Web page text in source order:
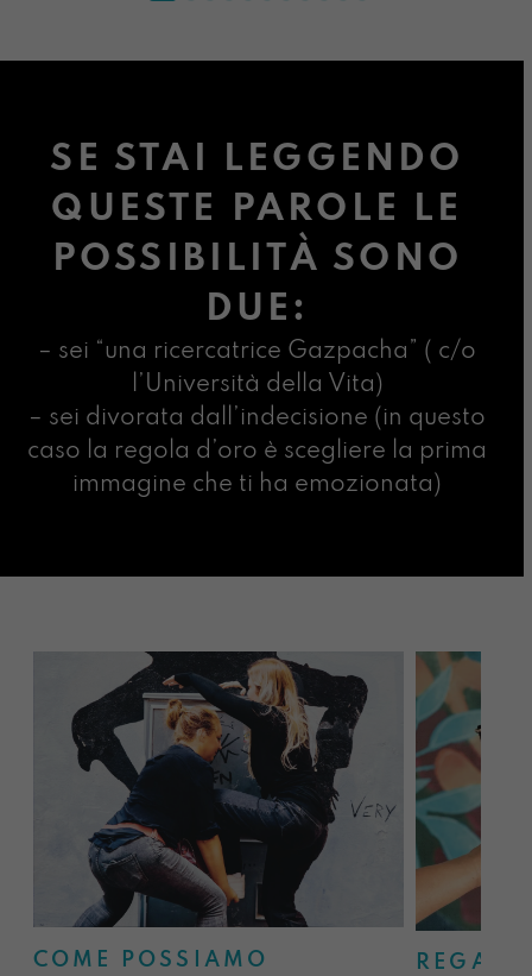
SE STAI LEGGENDO
QUESTE PAROLE LE
POSSIBILITÀ SONO
DUE:
– sei “una ricercatrice Gazpacha” ( c/o
l’Università della Vita)
– sei divorata dall’indecisione (in questo
caso la regola d’oro è scegliere la prima
immagine che ti ha emozionata)
COME POSSIAMO